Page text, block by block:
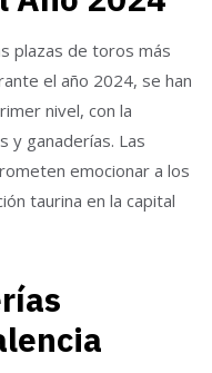
plazas de toros más
el año 2024, se han
nivel, con la
y ganaderías. Las
emocionar a los
taurina en la capital